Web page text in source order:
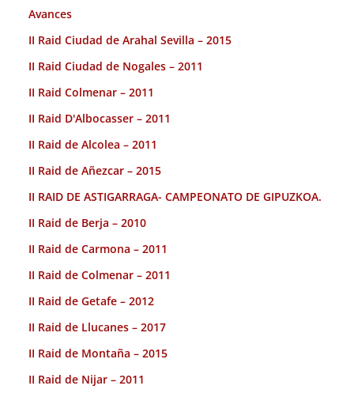
Avances
II Raid Ciudad de Arahal Sevilla – 2015
II Raid Ciudad de Nogales – 2011
II Raid Colmenar – 2011
II Raid D'Albocasser – 2011
II Raid de Alcolea – 2011
II Raid de Añezcar – 2015
II RAID DE ASTIGARRAGA- CAMPEONATO DE GIPUZKOA.
II Raid de Berja – 2010
II Raid de Carmona – 2011
II Raid de Colmenar – 2011
II Raid de Getafe – 2012
II Raid de Llucanes – 2017
II Raid de Montaña – 2015
II Raid de Nijar – 2011